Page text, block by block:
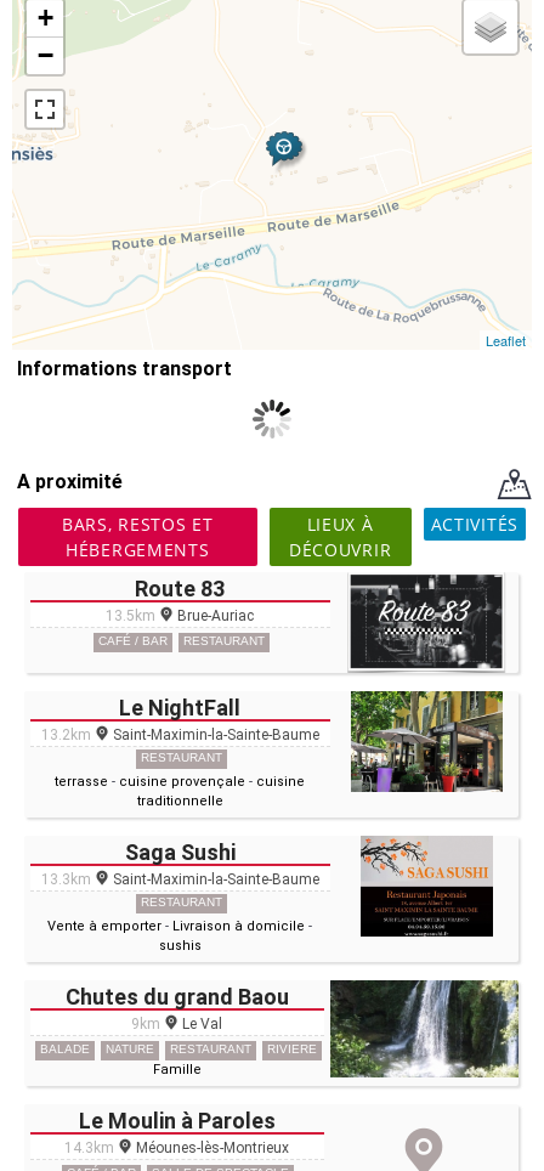
+
−
Leaflet
Informations transport
A proximité
BARS, RESTOS ET
HÉBERGEMENTS
LIEUX À
DÉCOUVRIR
ACTIVITÉS
Route 83
13.5km Brue-Auriac
CAFÉ / BAR RESTAURANT
Le NightFall
13.2km Saint-Maximin-la-Sainte-Baume
RESTAURANT
terrasse - cuisine provençale - cuisine
traditionnelle
Saga Sushi
13.3km Saint-Maximin-la-Sainte-Baume
RESTAURANT
Vente à emporter - Livraison à domicile -
sushis
Chutes du grand Baou
9km Le Val
BALADE NATURE RESTAURANT RIVIERE
Famille
Le Moulin à Paroles
14.3km Méounes-lès-Montrieux